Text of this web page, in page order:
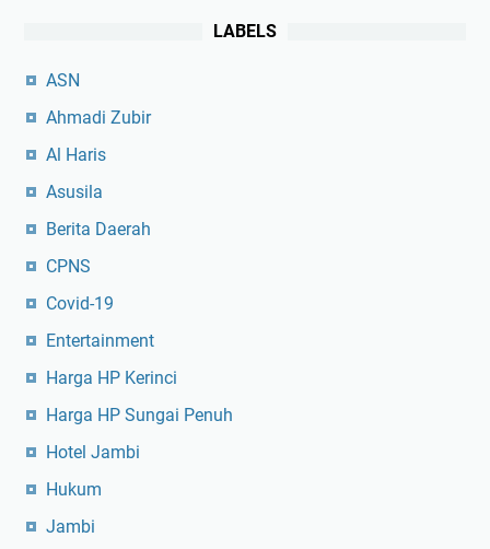
LABELS
ASN
Ahmadi Zubir
Al Haris
Asusila
Berita Daerah
CPNS
Covid-19
Entertainment
Harga HP Kerinci
Harga HP Sungai Penuh
Hotel Jambi
Hukum
Jambi